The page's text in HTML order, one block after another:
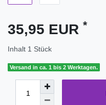
35,95 EUR *
Inhalt 1 Stück
Versand in ca. 1 bis 2 Werktagen.